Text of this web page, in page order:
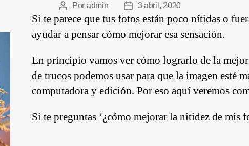
Por admin 3 abril, 2020
Si te parece que tus fotos están poco nítidas o
ayudar a pensar cómo mejorar esa sensación.
En principio vamos ver cómo lograrlo de la
de trucos podemos usar para que la imagen esté
computadora y edición. Por eso aquí veremos
Si te preguntas ‘¿cómo mejorar la nitidez de mis